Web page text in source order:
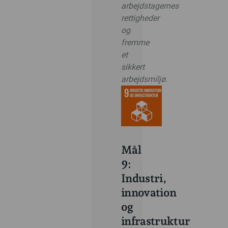
arbejdstagernes
rettigheder
og
fremme
et
sikkert
arbejdsmiljø.
Mål
9:
Industri,
innovation
og
infrastruktur